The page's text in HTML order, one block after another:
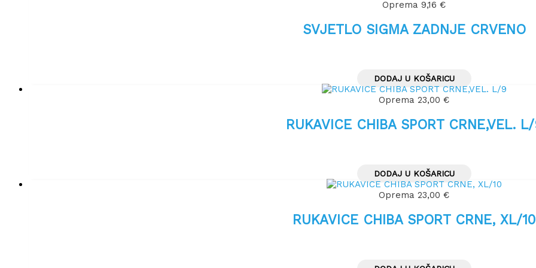
Oprema 9,16 €
SVJETLO SIGMA ZADNJE CRVENO
DODAJ U KOŠARICU
Oprema 23,00 €
RUKAVICE CHIBA SPORT CRNE,VEL.
DODAJ U KOŠARICU
Oprema 23,00 €
RUKAVICE CHIBA SPORT CRNE, XL/10